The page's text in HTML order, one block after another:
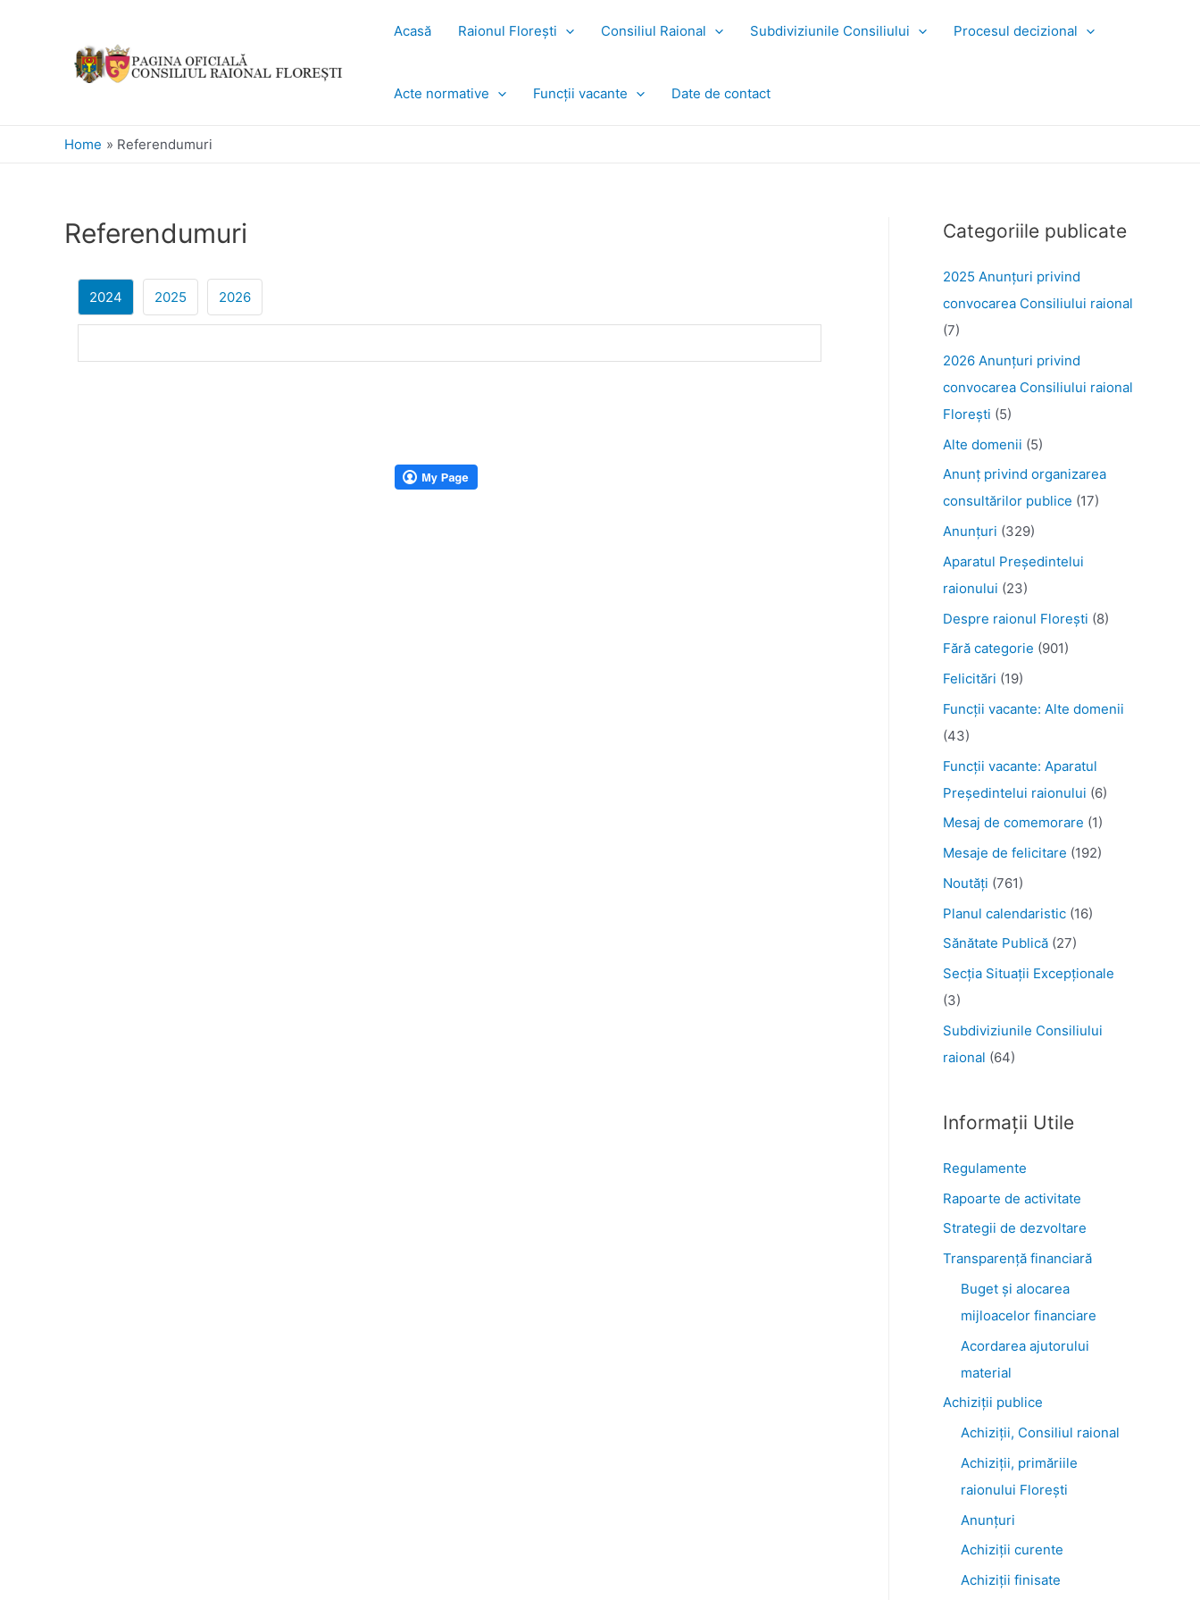
Acasă Raionul Florești Consiliul Raional Subdiviziunile Consiliului Procesul decizional
Acte normative Funcții vacante Date de contact
Home Referendumuri
Referendumuri
2024 2025 2026
Categoriile publicate
2025 Anunţuri privind
convocarea Consiliului raional
(7)
2026 Anunțuri privind
convocarea Consiliului raional
Florești (5)
Alte domenii (5)
Anunţ privind organizarea
consultărilor publice (17)
Anunţuri (329)
Aparatul Preşedintelui
raionului (23)
Despre raionul Floreşti (8)
Fără categorie (901)
Felicitări (19)
Funcţii vacante: Alte domenii
(43)
Funcții vacante: Aparatul
Președintelui raionului (6)
Mesaj de comemorare (1)
Mesaje de felicitare (192)
Noutăţi (761)
Planul calendaristic (16)
Sănătate Publică (27)
Secția Situații Excepționale
(3)
Subdiviziunile Consiliului
raional (64)
Informații Utile
Regulamente
Rapoarte de activitate
Strategii de dezvoltare
Transparenţă financiară
Buget și alocarea
mijloacelor financiare
Acordarea ajutorului
material
Achiziţii publice
Achiziții, Consiliul raional
Achiziții, primăriile
raionului Florești
Anunțuri
Achiziții curente
Achiziții finisate